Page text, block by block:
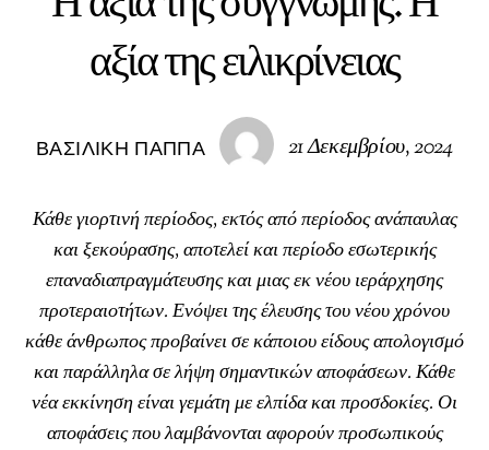
αξία της ειλικρίνειας
ΒΑΣΙΛΙΚΉ ΠΑΠΠΆ 21 Δεκεμβρίου, 2024
Κάθε γιορτινή περίοδος, εκτός από περίοδος ανάπαυλας
και ξεκούρασης, αποτελεί και περίοδο εσωτερικής
επαναδιαπραγμάτευσης και μιας εκ νέου ιεράρχησης
προτεραιοτήτων. Ενόψει της έλευσης του νέου χρόνου
κάθε άνθρωπος προβαίνει σε κάποιου είδους απολογισμό
και παράλληλα σε λήψη σημαντικών αποφάσεων. Κάθε
νέα εκκίνηση είναι γεμάτη με ελπίδα και προσδοκίες. Οι
αποφάσεις που λαμβάνονται αφορούν προσωπικούς